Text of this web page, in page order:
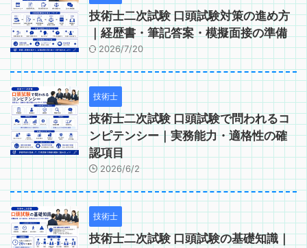
技術士二次試験 口頭試験対策の進め方
｜経歴書・筆記答案・模擬面接の準備
2026/7/20
技術士
技術士二次試験 口頭試験で問われるコ
ンピテンシー｜実務能力・適格性の確
認項目
2026/6/2
技術士
技術士二次試験 口頭試験の基礎知識｜